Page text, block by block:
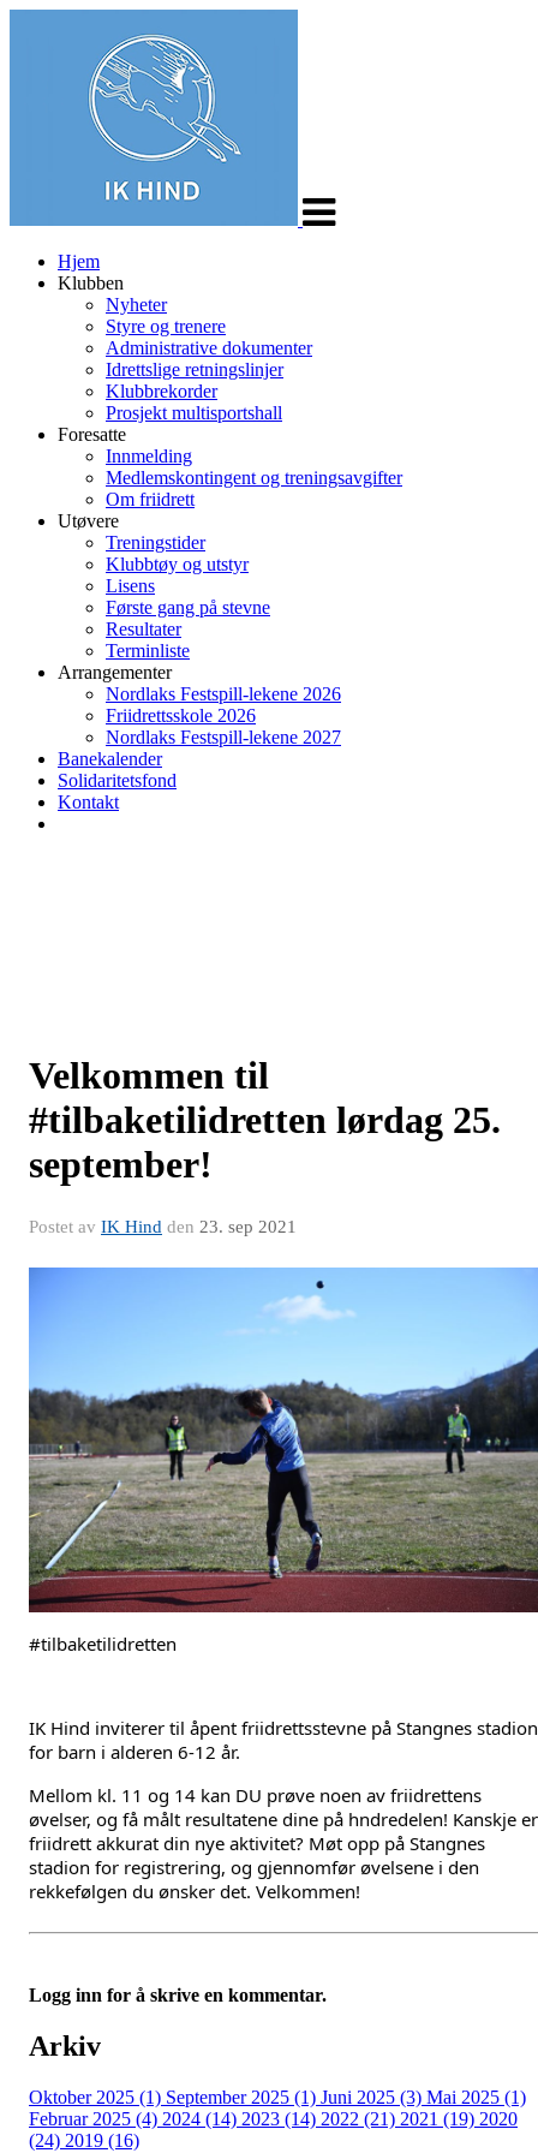
Hjem
Klubben
Nyheter
Styre og trenere
Administrative dokumenter
Idrettslige retningslinjer
Klubbrekorder
Prosjekt multisportshall
Foresatte
Innmelding
Medlemskontingent og treningsavgifter
Om friidrett
Utøvere
Treningstider
Klubbtøy og utstyr
Lisens
Første gang på stevne
Resultater
Terminliste
Arrangementer
Nordlaks Festspill-lekene 2026
Friidrettsskole 2026
Nordlaks Festspill-lekene 2027
Banekalender
Solidaritetsfond
Kontakt
Velkommen til
#tilbaketilidretten lørdag 25.
september!
Postet av IK Hind den 23. sep 2021
#tilbaketilidretten
IK Hind inviterer til åpent friidrettsstevne på Stangnes stadion
for barn i alderen 6-12 år.
Mellom kl. 11 og 14 kan DU prøve noen av friidrettens
øvelser, og få målt resultatene dine på hndredelen! Kanskje er
friidrett akkurat din nye aktivitet? Møt opp på Stangnes
stadion for registrering, og gjennomfør øvelsene i den
rekkefølgen du ønsker det. Velkommen!
Logg inn for å skrive en kommentar.
Arkiv
Oktober 2025 (1) September 2025 (1) Juni 2025 (3) Mai 2025 (1)
Februar 2025 (4) 2024 (14) 2023 (14) 2022 (21) 2021 (19) 2020
(24) 2019 (16)